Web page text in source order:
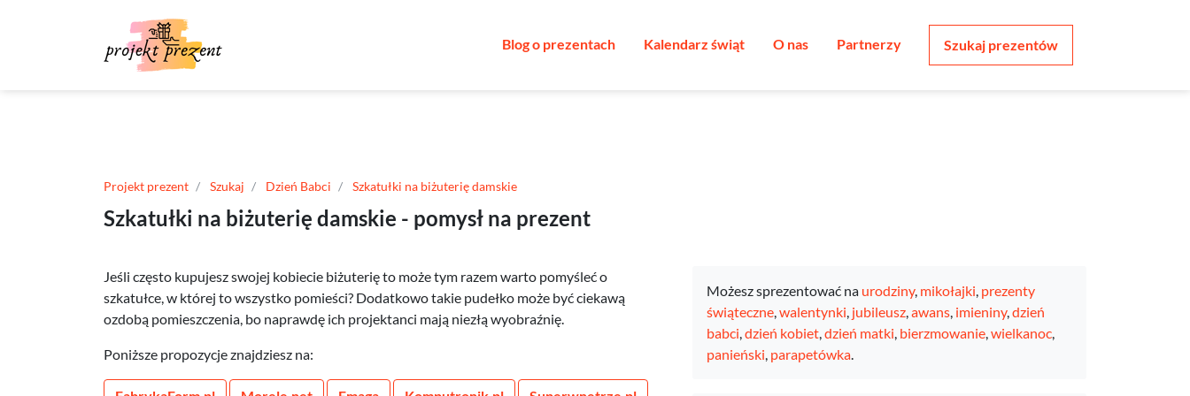
Blog o prezentach Kalendarz świąt O nas Partnerzy Szukaj prezentów
Projekt prezent Szukaj Dzień Babci Szkatułki na biżuterię damskie
Szkatułki na biżuterię damskie - pomysł na prezent
Jeśli często kupujesz swojej kobiecie biżuterię to może tym razem warto pomyśleć o
szkatułce, w której to wszystko pomieści? Dodatkowo takie pudełko może być ciekawą
ozdobą pomieszczenia, bo naprawdę ich projektanci mają niezłą wyobraźnię.
Poniższe propozycje znajdziesz na:
Możesz sprezentować na urodziny, mikołajki, prezenty
świąteczne,walentynki, jubileusz,awans, imieniny,dzień
babci,dzień kobiet,dzień matki, bierzmowanie,wielkanoc,
panieński, parapetówka.